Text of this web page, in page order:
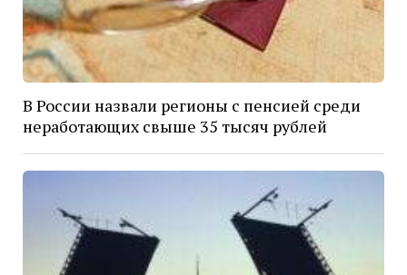
В России назвали регионы с пенсией среди
неработающих свыше 35 тысяч рублей